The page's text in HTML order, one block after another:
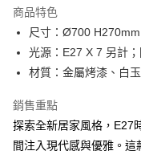
街口支付
悠遊付
全盈+PAY
AFTEE先享後付
商品特色
尺寸：Ø700 H270mm
光源：E27 X 7 另計
材質：金屬烤漆、白
銷售重點
探索全新居家風格，E27
間注入現代感與優雅。